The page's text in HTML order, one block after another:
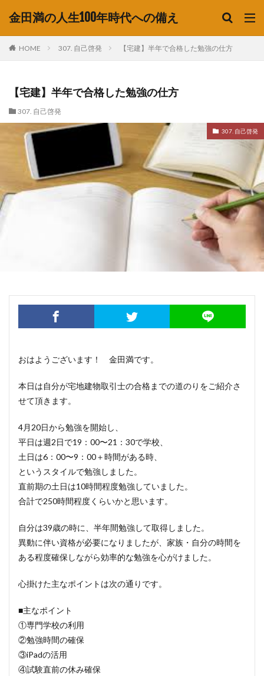
金田満の人生100年時代への備え
HOME 307. 自己啓発 【宅建】半年で合格した勉強の仕方
【宅建】半年で合格した勉強の仕方
307. 自己啓発
307. 自己啓発
おはようございます！ 金田満です。
本日は自分が宅地建物取引士の合格までの道のりをご紹介さ
せて頂きます。
4月20日から勉強を開始し、
平日は週2日で19：00〜21：30で学校、
土日は6：00〜9：00＋時間がある時、
というスタイルで勉強しました。
直前期の土日は10時間程度勉強していました。
合計で250時間程度くらいかと思います。
自分は39歳の時に、半年間勉強して取得しました。
異動に伴い資格が必要になりましたが、家族・自分の時間を
ある程度確保しながら効率的な勉強を心がけました。
心掛けた主なポイントは次の通りです。
■主なポイント
①専門学校の利用
②勉強時間の確保
③iPadの活用
④試験直前の休み確保